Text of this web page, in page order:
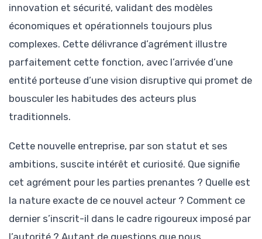
innovation et sécurité, validant des modèles
économiques et opérationnels toujours plus
complexes. Cette délivrance d’agrément illustre
parfaitement cette fonction, avec l’arrivée d’une
entité porteuse d’une vision disruptive qui promet de
bousculer les habitudes des acteurs plus
traditionnels.
Cette nouvelle entreprise, par son statut et ses
ambitions, suscite intérêt et curiosité. Que signifie
cet agrément pour les parties prenantes ? Quelle est
la nature exacte de ce nouvel acteur ? Comment ce
dernier s’inscrit-il dans le cadre rigoureux imposé par